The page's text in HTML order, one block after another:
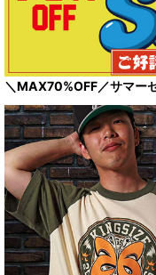
＼MAX70%OFF／サマー